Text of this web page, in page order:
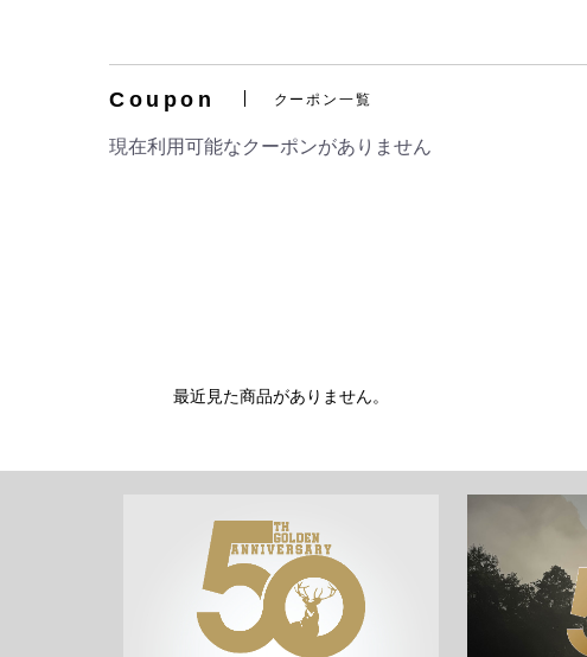
Coupon クーポン一覧
現在利用可能なクーポンがありません
最近見た商品がありません。